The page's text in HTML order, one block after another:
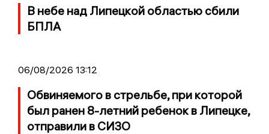
В небе над Липецкой областью сбили
БПЛА
06/08/2026 13:12
Обвиняемого в стрельбе, при которой
был ранен 8-летний ребенок в Липецке,
отправили в СИЗО